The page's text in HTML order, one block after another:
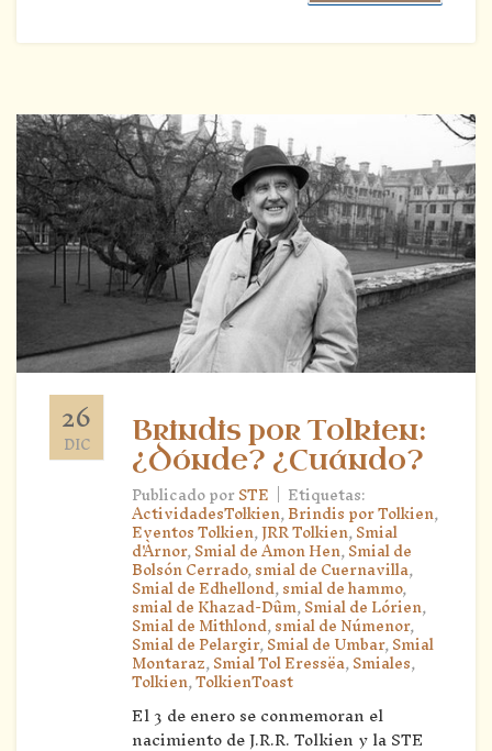
26
DIC
Brindis por Tolkien:
¿Dónde? ¿Cuándo?
Publicado porSTE | Etiquetas:
ActividadesTolkien,Brindis por Tolkien,
Eventos Tolkien,JRR Tolkien,Smial
d'Àrnor,Smial de Amon Hen,Smial de
Bolsón Cerrado,smial de Cuernavilla,
Smial de Edhellond,smial de hammo,
smial de Khazad-Dûm,Smial de Lórien,
Smial de Mithlond,smial de Númenor,
Smial de Pelargir,Smial de Umbar,Smial
Montaraz,Smial Tol Eressëa,Smiales,
Tolkien,TolkienToast
El 3 de enero se conmemoran el
nacimiento de J.R.R. Tolkien y la STE